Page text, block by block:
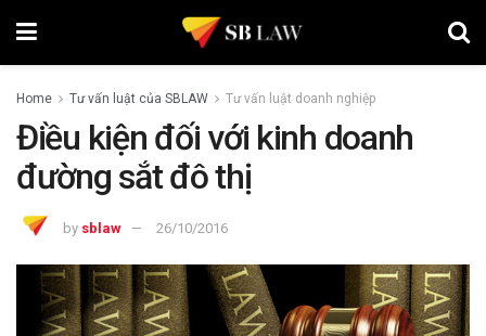
Home Tư vấn luật của SBLAW Tư vấn luật doanh nghiệp
Điều kiện đối với kinh doanh
đường sắt đô thị
by sblaw 26/10/2016